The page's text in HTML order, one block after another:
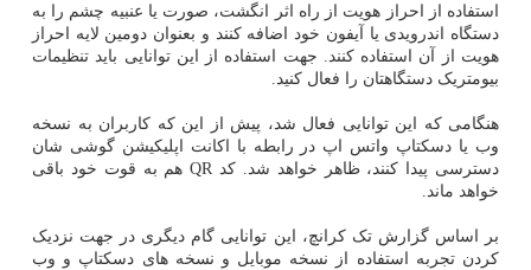
استفاده از احراز هویت از راه اثر انگشت، صورت یا عنبیه چشم را به
دستگاه اندرویدی یا آیفون خود اضافه کنند و بعنوان دومین لایه احراز
هویت از آن استفاده کنند. جهت استفاده از این توانایی باید تنظیمات
بیومتریک دستگاهتان را فعال کنید.
هنگامی که این توانایی فعال شد، پیش از این که کاربران به نسخه
وب یا دسکتاپ واتس اپ در رابطه با اکانت اپلیکیشن گوشی شان
دسترسی پیدا کنند، ظاهر خواهد شد. کد QR هم به قوت خود باقی
خواهد ماند.
بر اساس گزارش تک کرانچ، این توانایی گام دیگری در جهت نزدیک
کردن تجربه استفاده از نسخه موبایل و نسخه های دسکتاپ و وب